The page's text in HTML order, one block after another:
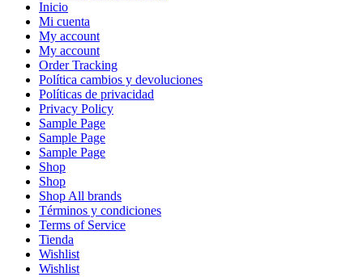
Inicio
Mi cuenta
My account
My account
Order Tracking
Política cambios y devoluciones
Políticas de privacidad
Privacy Policy
Sample Page
Sample Page
Sample Page
Shop
Shop
Shop All brands
Términos y condiciones
Terms of Service
Tienda
Wishlist
Wishlist